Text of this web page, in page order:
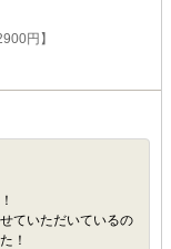
円】
ていただいているの
！